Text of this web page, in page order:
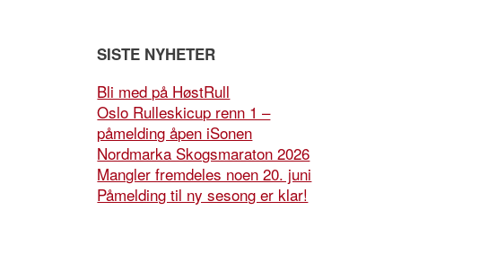
SISTE NYHETER
Bli med på HøstRull
Oslo Rulleskicup renn 1 –
påmelding åpen iSonen
Nordmarka Skogsmaraton 2026
Mangler fremdeles noen 20. juni
Påmelding til ny sesong er klar!